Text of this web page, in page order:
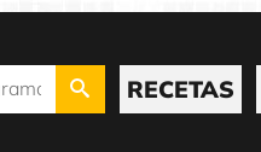
RECETAS